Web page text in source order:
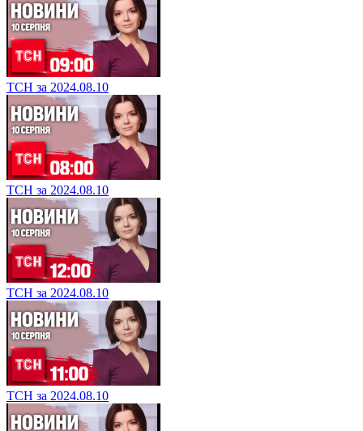
ТСН за 2024.08.10
ТСН за 2024.08.10
ТСН за 2024.08.10
ТСН за 2024.08.10